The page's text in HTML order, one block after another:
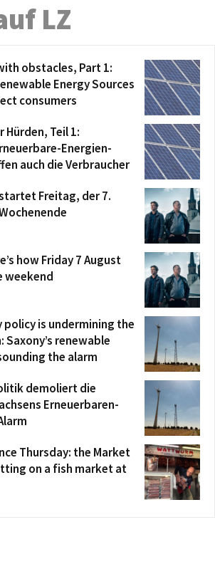
LZ
obstacles, Part 1:
Energy Sources
consumers
Teil 1:
Energien-
auch die Verbraucher
Freitag, der 7.
how Friday 7 August
weekend
policy is undermining the
renewable
the alarm
demoliert die
Erneuerbaren-
Thursday: the Market
on a fish market at